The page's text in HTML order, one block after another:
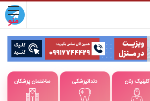
ساختمان پزشکان دندانپزشکی کلینیک زنان